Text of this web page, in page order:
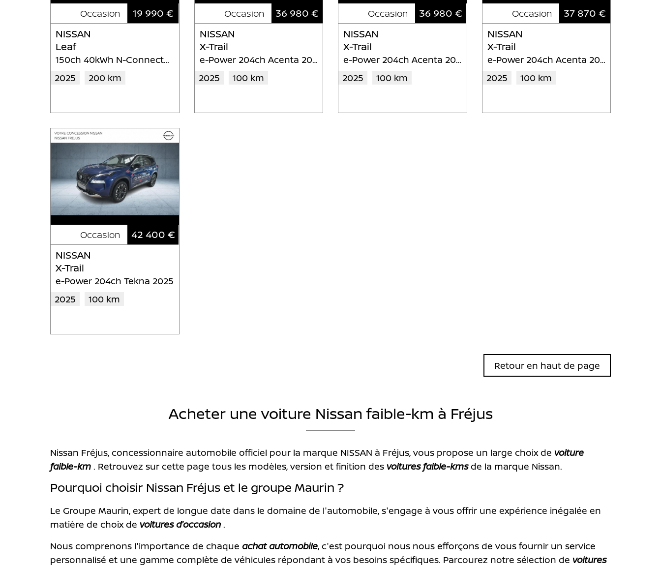
Occasion
19 990 €
NISSAN
Leaf
150ch 40kWh N-Connecta 22
2025
200 km
Occasion
36 980 €
NISSAN
X-Trail
e-Power 204ch Acenta 2024
2025
100 km
Occasion
36 980 €
NISSAN
X-Trail
e-Power 204ch Acenta 2024
2025
100 km
Occasion
37 870 €
NISSAN
X-Trail
e-Power 204ch Acenta 2025
2025
100 km
Occasion
42 400 €
NISSAN
X-Trail
e-Power 204ch Tekna 2025
2025
100 km
Retour en haut de page
Acheter une voiture Nissan faible-km à Fréjus
Nissan Fréjus, concessionnaire automobile officiel pour la marque NISSAN à Fréjus, vous propose un large choix de voiture
faible-km . Retrouvez sur cette page tous les modèles, version et finition des voitures faible-kmsde la marque Nissan.
Pourquoi choisir Nissan Fréjus et le groupe Maurin ?
Le Groupe Maurin, expert de longue date dans le domaine de l'automobile, s'engage à vous offrir une expérience inégalée en
matière de choix de voitures d'occasion .
Nous comprenons l'importance de chaque achat automobile, c'est pourquoi nous nous efforçons de vous fournir un service
personnalisé et une gamme complète de véhicules répondant à vos besoins spécifiques. Parcourez notre sélection de voitures